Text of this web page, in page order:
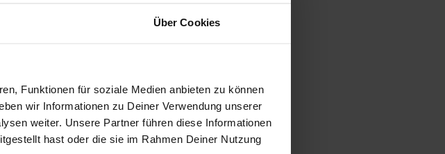
Über Cookies
Funktionen für soziale Medien anbieten zu können
wir Informationen zu Deiner Verwendung unserer
weiter. Unsere Partner führen diese Informationen
hast oder die sie im Rahmen Deiner Nutzung